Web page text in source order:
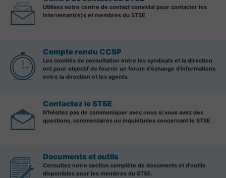
Utilisez notre centre de contact convivial pour contacter les
intervenant(e)s et membres du STSE
Compte rendu CCSP
Les comités de consultation entre les syndicats et la direction
ont pour objectif de fournir un forum d'échange d'informations
entre la direction et les agents.
Contactez le STSE
N'hésitez pas de communiquer avec nous si vous avez des
questions, commentaires ou inquiétudes concernant le STSE.
Documents et outils
Consultez notre section complète de documents et d'outils
disponibles pour les membres du STSE.